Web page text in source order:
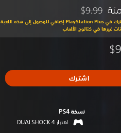
مخصوم من السعر الأصلي البالغ $9.99‏
$9.99
اشترك في PlayStation Plus إضافي للوصول إلى هذه اللعبة
غيرها في كتالوج الألعاب
اشترك
نسخة PS4‏
اهتزاز DUALSHOCK 4‏